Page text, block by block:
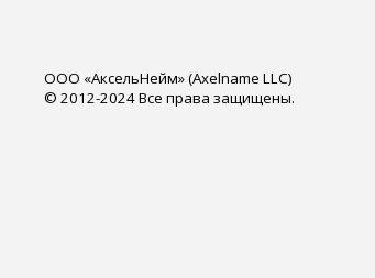
ООО «АксельНейм» (Axelname LLC)
© 2012-2024 Все права защищены.